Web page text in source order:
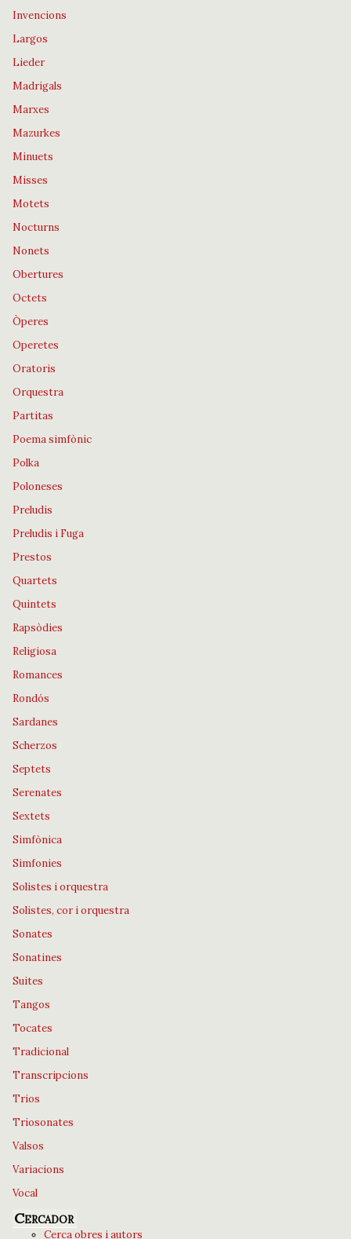
Invencions
Largos
Lieder
Madrigals
Marxes
Mazurkes
Minuets
Misses
Motets
Nocturns
Nonets
Obertures
Octets
Òperes
Operetes
Oratoris
Orquestra
Partitas
Poema simfònic
Polka
Poloneses
Preludis
Preludis i Fuga
Prestos
Quartets
Quintets
Rapsòdies
Religiosa
Romances
Rondós
Sardanes
Scherzos
Septets
Serenates
Sextets
Simfònica
Simfonies
Solistes i orquestra
Solistes, cor i orquestra
Sonates
Sonatines
Suites
Tangos
Tocates
Tradicional
Transcripcions
Trios
Triosonates
Valsos
Variacions
Vocal
Cercador
Cerca obres i autors